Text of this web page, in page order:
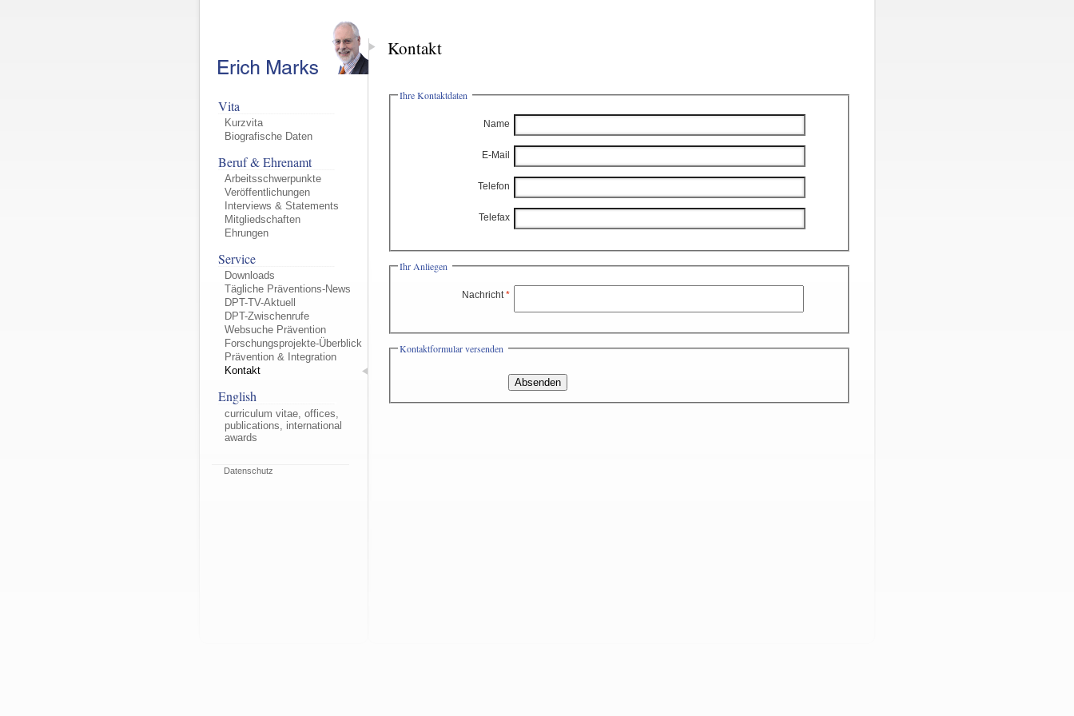
Vita
Kurzvita
Biografische Daten
Beruf & Ehrenamt
Arbeitsschwerpunkte
Veröffentlichungen
Interviews & Statements
Mitgliedschaften
Ehrungen
Service
Downloads
Tägliche Präventions-News
DPT-TV-Aktuell
DPT-Zwischenrufe
Websuche Prävention
Forschungsprojekte-Überblick
Prävention & Integration
Kontakt
English
curriculum vitae, offices,
publications, international
awards
Datenschutz
Kontakt
Ihre Kontaktdaten
Name
E-Mail
Telefon
Telefax
Ihr Anliegen
Nachricht
Kontaktformular versenden
Absenden